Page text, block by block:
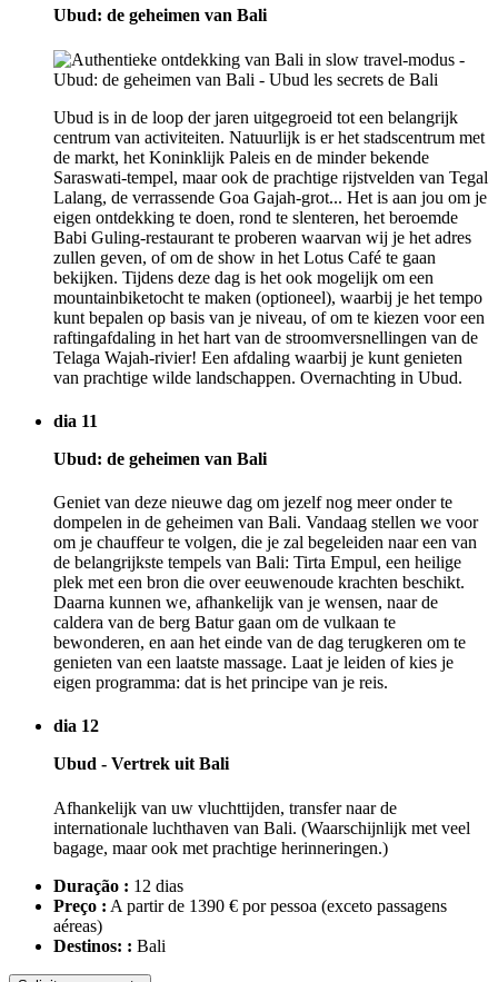
Ubud: de geheimen van Bali
Ubud is in de loop der jaren uitgegroeid tot een belangrijk
centrum van activiteiten. Natuurlijk is er het stadscentrum met
de markt, het Koninklijk Paleis en de minder bekende
Saraswati-tempel, maar ook de prachtige rijstvelden van Tegal
Lalang, de verrassende Goa Gajah-grot... Het is aan jou om je
eigen ontdekking te doen, rond te slenteren, het beroemde
Babi Guling-restaurant te proberen waarvan wij je het adres
zullen geven, of om de show in het Lotus Café te gaan
bekijken. Tijdens deze dag is het ook mogelijk om een
mountainbiketocht te maken (optioneel), waarbij je het tempo
kunt bepalen op basis van je niveau, of om te kiezen voor een
raftingafdaling in het hart van de stroomversnellingen van de
Telaga Wajah-rivier! Een afdaling waarbij je kunt genieten
van prachtige wilde landschappen. Overnachting in Ubud.
dia 11
Ubud: de geheimen van Bali
Geniet van deze nieuwe dag om jezelf nog meer onder te
dompelen in de geheimen van Bali. Vandaag stellen we voor
om je chauffeur te volgen, die je zal begeleiden naar een van
de belangrijkste tempels van Bali: Tirta Empul, een heilige
plek met een bron die over eeuwenoude krachten beschikt.
Daarna kunnen we, afhankelijk van je wensen, naar de
caldera van de berg Batur gaan om de vulkaan te
bewonderen, en aan het einde van de dag terugkeren om te
genieten van een laatste massage. Laat je leiden of kies je
eigen programma: dat is het principe van je reis.
dia 12
Ubud - Vertrek uit Bali
Afhankelijk van uw vluchttijden, transfer naar de
internationale luchthaven van Bali. (Waarschijnlijk met veel
bagage, maar ook met prachtige herinneringen.)
Duração : 12 dias
Preço : A partir de 1390 € por pessoa (exceto passagens
aéreas)
Destinos: : Bali